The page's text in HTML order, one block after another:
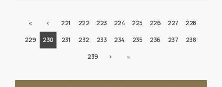
« ‹ 221 222 223 224 225 226 227
228
229
230 231 232 233 234 235 236 237
238
239
› »